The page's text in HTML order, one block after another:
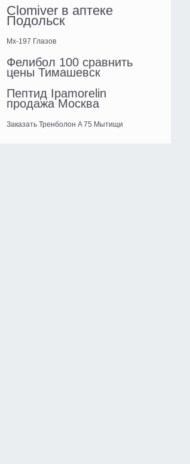
Clomiver в аптеке
Подольск
Mx-197 Глазов
Фелибол 100 сравнить
цены Тимашевск
Пептид Ipamorelin
продажа Москва
Заказать Тренболон A 75 Мытищи